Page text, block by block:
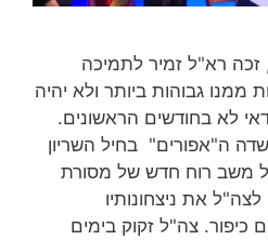
זכה רא"ל זמיר לתמיכה
ממנו גבוהות ביותר ולא יהיה
לא בחודשים הראשונים.
ה"אפורים" בחיל השריון
משב רוח חדש של מסורת
את ניצחונותיו
צה"ל זקוק בימים